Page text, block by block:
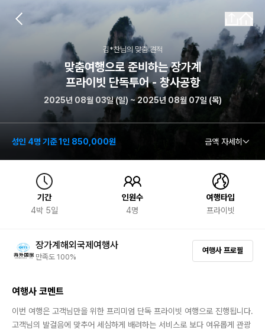
김*찬님의 맞춤 견적
맞춤여행으로 준비하는 장가계
프라이빗 단독투어 - 창사공항
2025년 08월 03일 (일) ~ 2025년 08월 07일 (목)
성인 4명 기준 1인 850,000원 금액 자세히
기간
4박 5일
인원수
4명
여행타입
프라이빗
장가계해외국제여행사
만족도 100%
여행사 프로필
여행사 코멘트
이번 여행은 고객님만을 위한 프리미엄 단독 프라이빗 여행으로 진행됩니다.
고객님의 발걸음에 맞추어 세심하게 배려하는 서비스로 보다 여유롭게 관광